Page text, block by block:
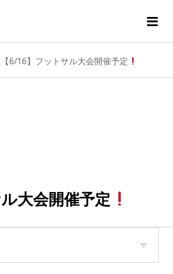
【6/16】フットサル大会開催予定
大会開催予定